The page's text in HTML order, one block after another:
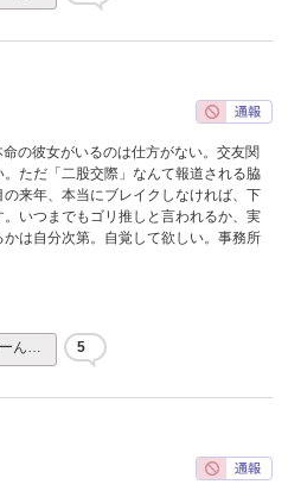
の彼女がいるのは仕方がない。交友関
ただ「二股交際」なんて報道される脇
来年、本当にブレイクしなければ、下
いつまでもゴリ推しと言われるか、実
は自分次第。自覚して欲しい。事務所
ん… 5